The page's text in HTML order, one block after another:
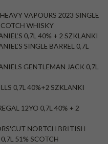
VAPOURS 2023 SINGLE
WHISKY
0,7L 40% + 2 SZKLANKI
SINGLE BARREL 0,7L
GENTLEMAN JACK 0,7L
0,7L 40%+2 SZKLANKI
12YO 0,7L 40% + 2
NORTCH BRITISH
51% SCOTCH